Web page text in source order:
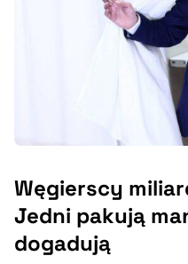
Węgierscy
Jedni pakują
dogadują